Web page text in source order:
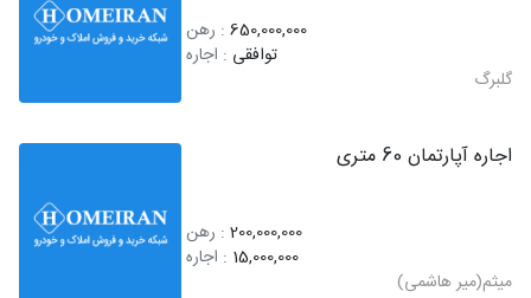
650,000,000 : رهن
توافقی : اجاره
گلبرگ
اجاره آپارتمان 60 متری
200,000,000 : رهن
15,000,000 : اجاره
میثم(میر هاشمی)